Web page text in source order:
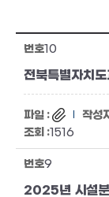
10
전북특별자치
1516
9
2025년 시설분